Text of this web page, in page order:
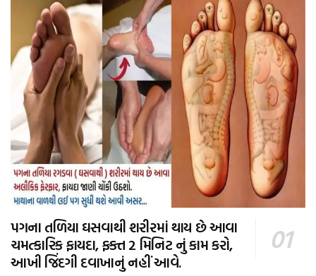
પગના તળિયા ઘસવાથી શરીરમાં થાય છે આવા
ચમત્કારિક ફાયદા, ફક્ત 2 મિનિટ નું કામ કરો,
આખી જિંદગી દવાખાનું નહીં આવે.